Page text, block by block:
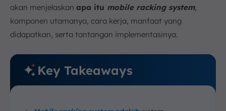
akan menjelaskan apa itu mobile racking system,
komponen utamanya, cara kerja, manfaat yang
didapatkan, serta tantangan implementasinya.
Key Takeaways